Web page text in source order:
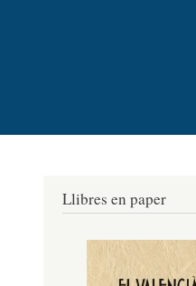
Llibres en paper